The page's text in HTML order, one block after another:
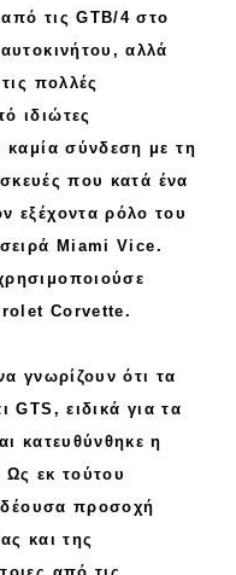
από τις GTB/4 στο
αλλά
πολλές
ιδιώτες
καμία σύνδεση με τη
που κατά ένα
εξέχοντα ρόλο του
Miami Vice.
Corvette.
γνωρίζουν ότι τα
GTS, ειδικά για τα
κατευθύνθηκε η
εκ τούτου
δέουσα προσοχή
και της